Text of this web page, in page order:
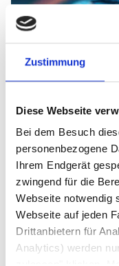
Zustimmung
Diese Webseite
Bei dem Besuch
personenbezogene
Ihrem Endgerät
zwingend für die
Webseite notwendig
Webseite auf jeden
Drittanbietern für
Analytics) werden
In der
bewährte Analyse-